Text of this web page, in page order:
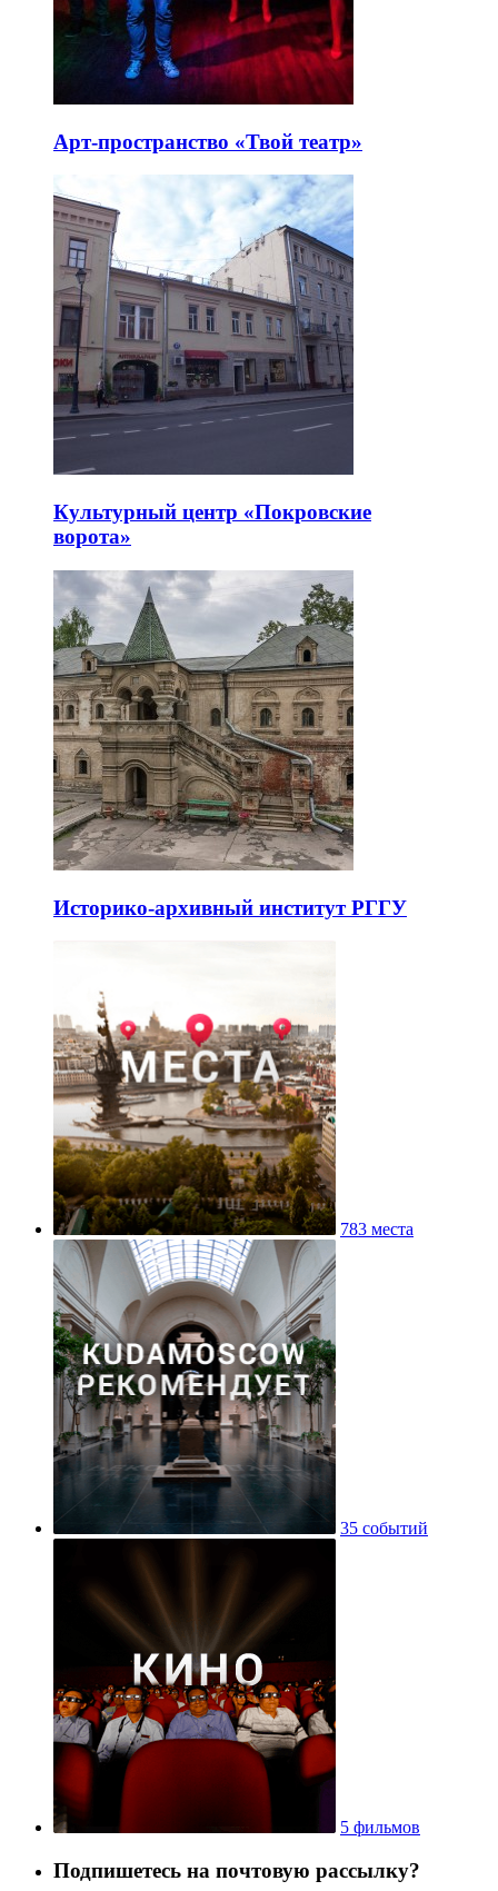
Арт-пространство «Твой театр»
Культурный центр «Покровские
ворота»
Историко-архивный институт РГГУ
783 места
35 событий
5 фильмов
Подпишетесь на почтовую рассылку?